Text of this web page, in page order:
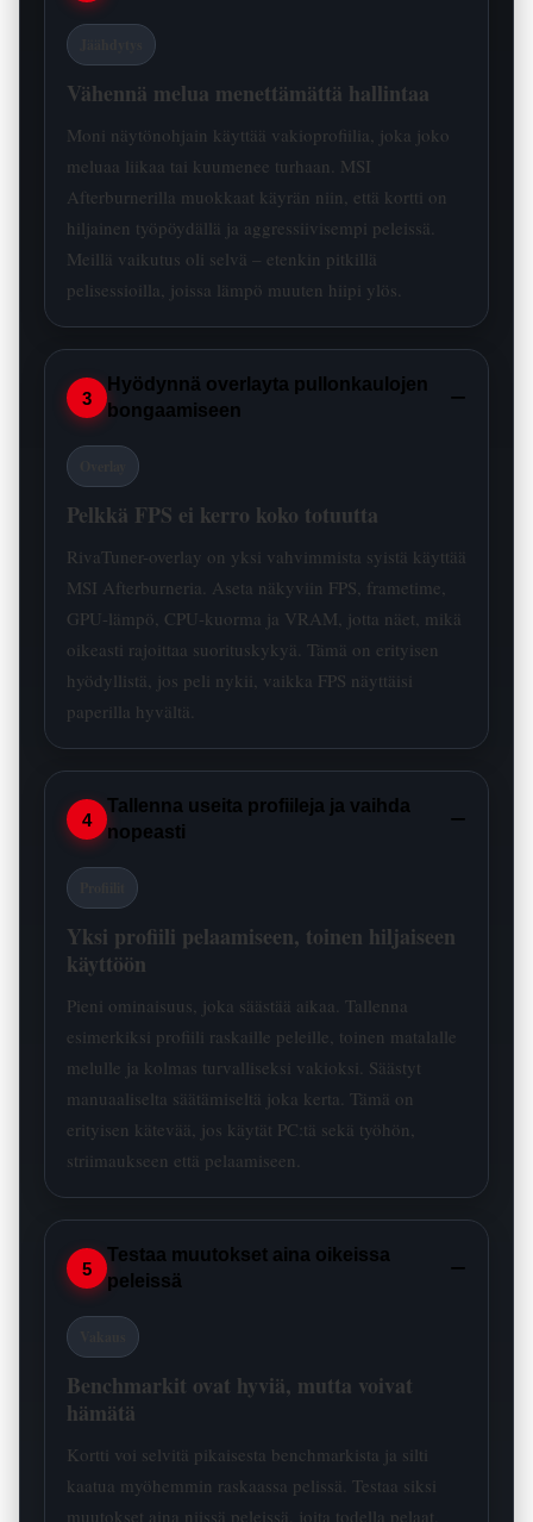
Vähennä melua menettämättä hallintaa
Moni näytönohjain käyttää vakio­profiilia, joka joko
meluaa liikaa tai kuumenee turhaan. MSI
Afterburnerilla muokkaat käyrän niin, että kortti on
hiljainen työpöydällä ja aggressiivisempi peleissä.
Meillä vaikutus oli selvä – etenkin pitkillä
pelisessioilla, joissa lämpö muuten hiipi ylös.
3
Hyödynnä overlayta pullonkaulojen
bongaamiseen
−
Pelkkä FPS ei kerro koko totuutta
RivaTuner-overlay on yksi vahvimmista syistä käyttää
MSI Afterburneria. Aseta näkyviin FPS, frametime,
GPU-lämpö, CPU-kuorma ja VRAM, jotta näet, mikä
oikeasti rajoittaa suorituskykyä. Tämä on erityisen
hyödyllistä, jos peli nykii, vaikka FPS näyttäisi
paperilla hyvältä.
4
Tallenna useita profiileja ja vaihda
nopeasti
−
Yksi profiili pelaamiseen, toinen hiljaiseen
käyttöön
Pieni ominaisuus, joka säästää aikaa. Tallenna
esimerkiksi profiili raskaille peleille, toinen matalalle
melulle ja kolmas turvalliseksi vakioksi. Säästyt
manuaaliselta säätämiseltä joka kerta. Tämä on
erityisen kätevää, jos käytät PC:tä sekä työhön,
striimaukseen että pelaamiseen.
5
Testaa muutokset aina oikeissa
peleissä
−
Benchmarkit ovat hyviä, mutta voivat
hämätä
Kortti voi selvitä pikaisesta benchmarkista ja silti
kaatua myöhemmin raskaassa pelissä. Testaa siksi
muutokset aina niissä peleissä, joita todella pelaat.